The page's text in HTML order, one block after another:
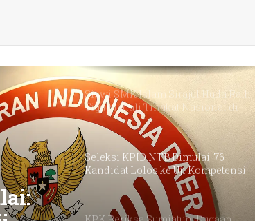
Tiga Medali Tingkat Nasional di
Seleksi KPID NTB Dimulai: 76
Kandidat Lolos ke Uji Kompetensi
KPK Periksa Sumiatun, Dugaan
Kasus Tambang Emas Sekotong
Rumah Bertingkat Dapat Beras,